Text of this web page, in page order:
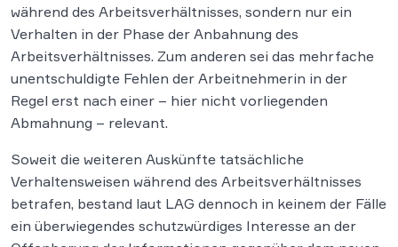
während des Arbeitsverhältnisses, sondern nur ein
Verhalten in der Phase der Anbahnung des
Arbeitsverhältnisses. Zum anderen sei das mehrfache
unentschuldigte Fehlen der Arbeitnehmerin in der
Regel erst nach einer – hier nicht vorliegenden
Abmahnung – relevant.
Soweit die weiteren Auskünfte tatsächliche
Verhaltensweisen während des Arbeitsverhältnisses
betrafen, bestand laut LAG dennoch in keinem der Fälle
ein überwiegendes schutzwürdiges Interesse an der